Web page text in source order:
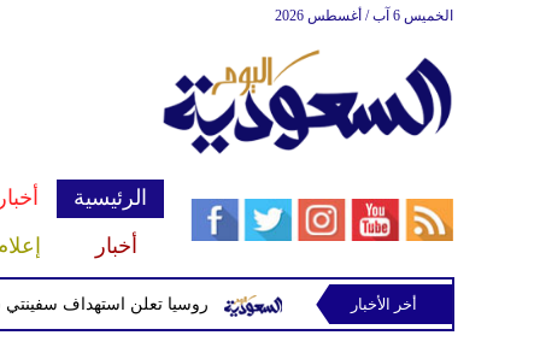
الخميس 6 آب / أغسطس 2026
الرئيسية
أخبار
روسيا تعلن استهداف سفينتي شحن للحوثيين غربي صنعاء
أخر الأخبار